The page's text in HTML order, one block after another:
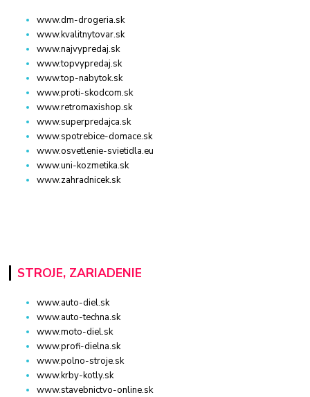
www.dm-drogeria.sk
www.kvalitnytovar.sk
www.najvypredaj.sk
www.topvypredaj.sk
www.top-nabytok.sk
www.proti-skodcom.sk
www.retromaxishop.sk
www.superpredajca.sk
www.spotrebice-domace.sk
www.osvetlenie-svietidla.eu
www.uni-kozmetika.sk
www.zahradnicek.sk
STROJE, ZARIADENIE
www.auto-diel.sk
www.auto-techna.sk
www.moto-diel.sk
www.profi-dielna.sk
www.polno-stroje.sk
www.krby-kotly.sk
www.stavebnictvo-online.sk